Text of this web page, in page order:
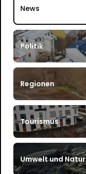
News
Politik
Regionen
Tourismus
Umwelt und Natur